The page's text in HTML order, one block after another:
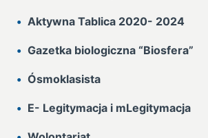
Aktywna Tablica 2020- 2024
Gazetka biologiczna “Biosfera”
Ósmoklasista
E- Legitymacja i mLegitymacja